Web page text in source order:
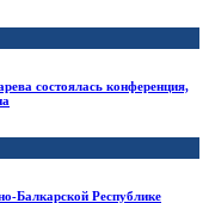
состоялась конференция,
Балкарской Республике